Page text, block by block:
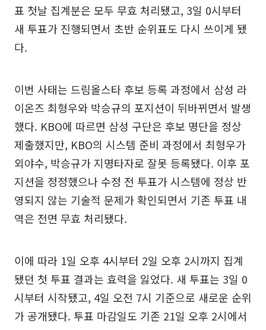
표 첫날 집계분은 모두 무효 처리됐고, 3일 0시부터
새 투표가 진행되면서 초반 순위표도 다시 쓰이게 됐
다.
이번 사태는 드림올스타 후보 등록 과정에서 삼성 라
이온즈 최형우와 박승규의 포지션이 뒤바뀌면서 발생
했다. KBO에 따르면 삼성 구단은 후보 명단을 정상
제출했지만, KBO의 시스템 준비 과정에서 최형우가
외야수, 박승규가 지명타자로 잘못 등록됐다. 이후 포
지션을 정정했으나 수정 전 투표가 시스템에 정상 반
영되지 않는 기술적 문제가 확인되면서 기존 투표 내
역은 전면 무효 처리됐다.
이에 따라 1일 오후 4시부터 2일 오후 2시까지 집계
됐던 첫 투표 결과는 효력을 잃었다. 새 투표는 3일 0
시부터 시작됐고, 4일 오전 7시 기준으로 새로운 순위
가 공개됐다. 투표 마감일도 기존 21일 오후 2시에서